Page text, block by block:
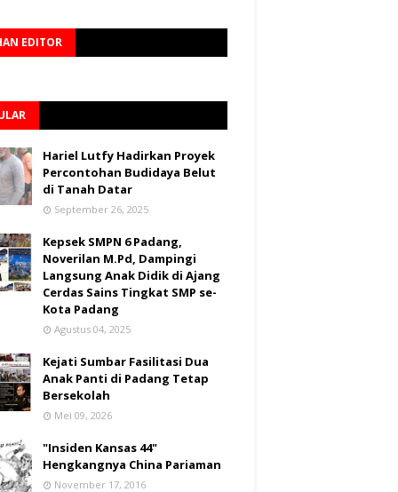
EDITOR
Hariel Lutfy Hadirkan Proyek
Percontohan Budidaya Belut
di Tanah Datar
September 26, 2025
Kepsek SMPN 6 Padang,
Noverilan M.Pd, Dampingi
Langsung Anak Didik di Ajang
Cerdas Sains Tingkat SMP se-
Kota Padang
Agustus 04, 2025
Kejati Sumbar Fasilitasi Dua
Anak Panti di Padang Tetap
Bersekolah
Mei 09, 2026
"Insiden Kansas 44"
Hengkangnya China Pariaman
November 17, 2016